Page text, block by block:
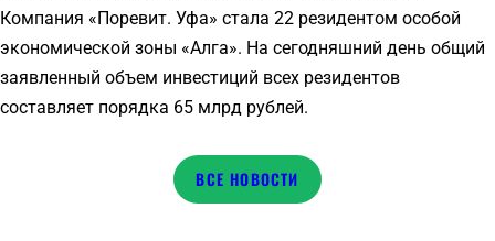
Компания «Поревит. Уфа» стала 22 резидентом особой
экономической зоны «Алга». На сегодняшний день общий
заявленный объем инвестиций всех резидентов
составляет порядка 65 млрд рублей.
НОВОСТИ